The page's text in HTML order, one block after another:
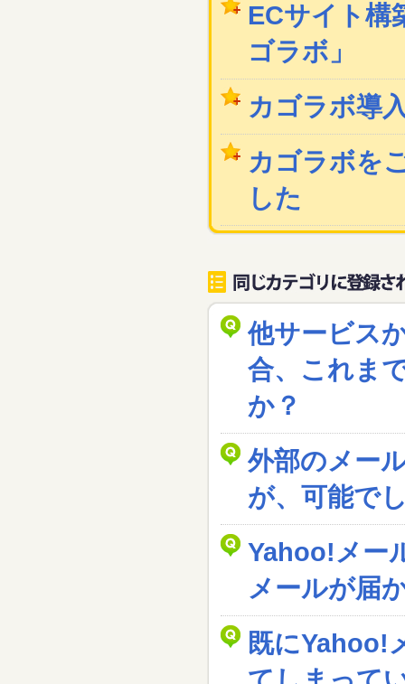
ECサイト構
ゴラボ」
カゴラボ導
カゴラボを
した
他サービス
合、これま
か？
外部のメー
が、可能で
Yahoo!メー
メールが届
既にYahoo!